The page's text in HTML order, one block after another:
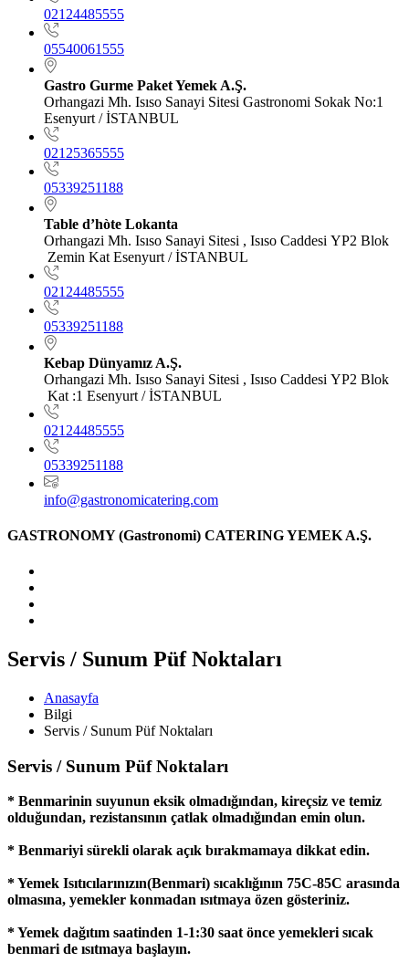
02124485555
05540061555
Gastro Gurme Paket Yemek A.Ş.
Orhangazi Mh. Isıso Sanayi Sitesi Gastronomi Sokak No:1
Esenyurt / İSTANBUL
02125365555
05339251188
Table d’hòte Lokanta
Orhangazi Mh. Isıso Sanayi Sitesi , Isıso Caddesi YP2 Blok
Zemin Kat Esenyurt / İSTANBUL
02124485555
05339251188
Kebap Dünyamız A.Ş.
Orhangazi Mh. Isıso Sanayi Sitesi , Isıso Caddesi YP2 Blok
Kat :1 Esenyurt / İSTANBUL
02124485555
05339251188
info@gastronomicatering.com
GASTRONOMY (Gastronomi) CATERING YEMEK A.Ş.
Servis / Sunum Püf Noktaları
Anasayfa
Bilgi
Servis / Sunum Püf Noktaları
Servis / Sunum Püf Noktaları
* Benmarinin suyunun eksik olmadığından, kireçsiz ve temiz
olduğundan, rezistansının çatlak olmadığından emin olun.
* Benmariyi sürekli olarak açık bırakmamaya dikkat edin.
* Yemek Isıtıcılarınızın(Benmari) sıcaklığının 75C-85C arasında
olmasına, yemekler konmadan ısıtmaya özen gösteriniz.
* Yemek dağıtım saatinden 1-1:30 saat önce yemekleri sıcak
benmari de ısıtmaya başlayın.